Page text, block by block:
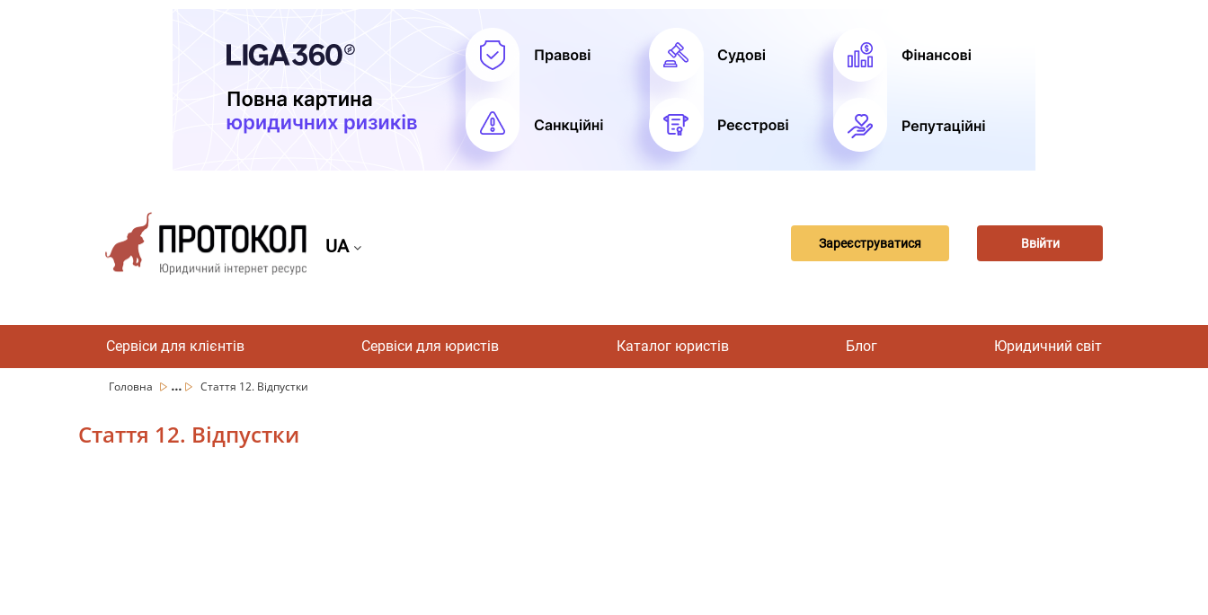
UA Зареєструватися Ввійти
Сервіси для клієнтів Сервіси для юристів Каталог юристів Блог Юридичний світ
Головна ... Стаття 12. Відпустки
Стаття 12. Відпустки